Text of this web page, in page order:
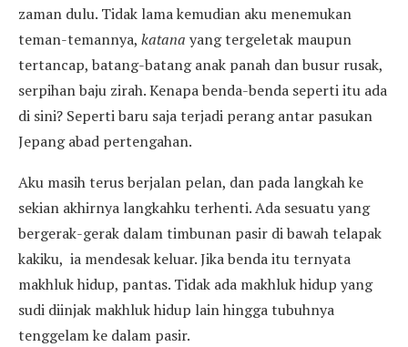
zaman dulu. Tidak lama kemudian aku menemukan
teman-temannya, katana yang tergeletak maupun
tertancap, batang-batang anak panah dan busur rusak,
serpihan baju zirah. Kenapa benda-benda seperti itu ada
di sini? Seperti baru saja terjadi perang antar pasukan
Jepang abad pertengahan.
Aku masih terus berjalan pelan, dan pada langkah ke
sekian akhirnya langkahku terhenti. Ada sesuatu yang
bergerak-gerak dalam timbunan pasir di bawah telapak
kakiku, ia mendesak keluar. Jika benda itu ternyata
makhluk hidup, pantas. Tidak ada makhluk hidup yang
sudi diinjak makhluk hidup lain hingga tubuhnya
tenggelam ke dalam pasir.